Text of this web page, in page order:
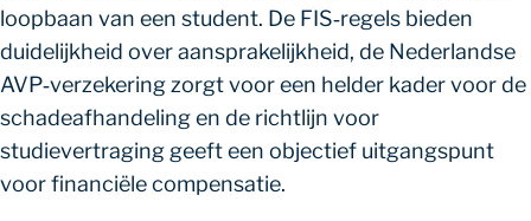
loopbaan van een student. De FIS‑regels bieden
duidelijkheid over aansprakelijkheid, de Nederlandse
AVP‑verzekering zorgt voor een helder kader voor de
schadeafhandeling en de richtlijn voor
studievertraging geeft een objectief uitgangspunt
voor financiële compensatie.